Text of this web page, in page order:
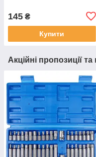
145 ₴
Купити
Акційні пропозиції